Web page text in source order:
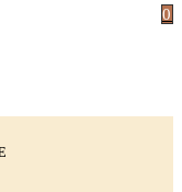
0